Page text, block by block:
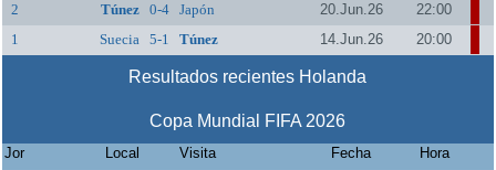
2
Túnez 0-4 Japón 20.Jun.26
22:00
1
Suecia 5-1 Túnez 14.Jun.26 20:00
Resultados recientes Holanda
Copa Mundial FIFA 2026
Jor Local Visita Fecha
Hora